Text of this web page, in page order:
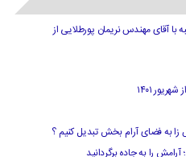
با آقای مهندس نریمان پورطلایی از
۱۴۰۱
به فضای آرام بخش تبدیل کنیم ؟
را به جاده برگردانید